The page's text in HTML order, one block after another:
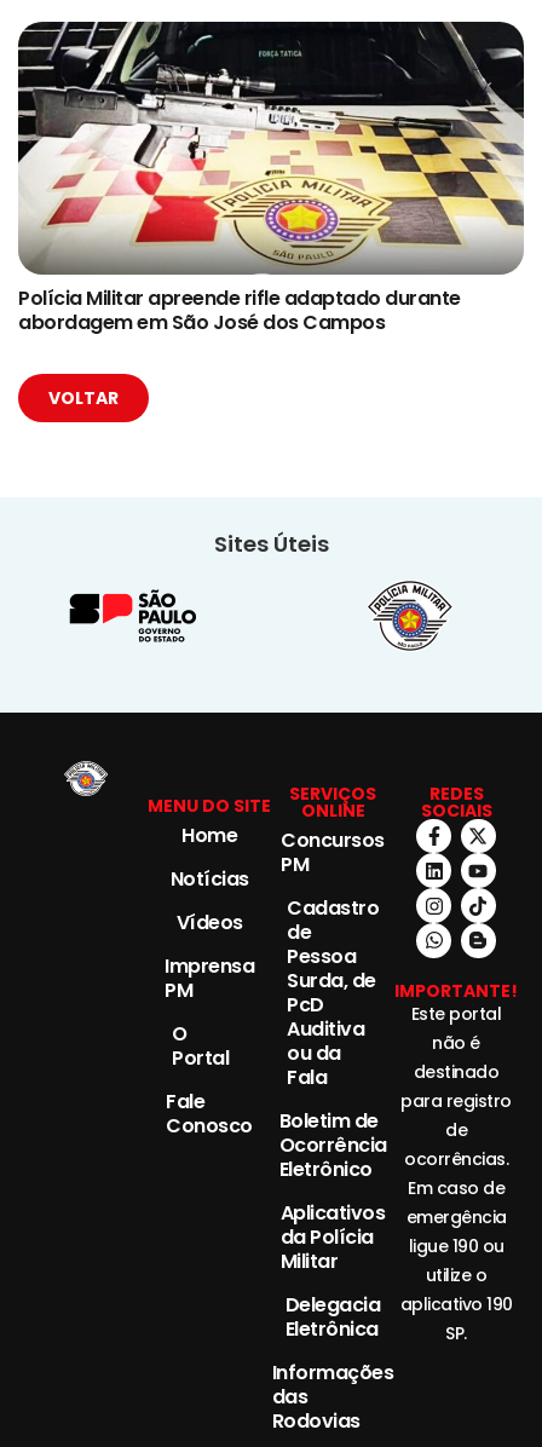
Polícia Militar apreende rifle adaptado durante
abordagem em São José dos Campos
VOLTAR
Sites Úteis
MENU DO SITE
Home
Notícias
Vídeos
Imprensa
PM
O
Portal
Fale
Conosco
SERVIÇOS
ONLINE
Concursos
PM
Cadastro
de
Pessoa
Surda, de
PcD
Auditiva
ou da
Fala
Boletim de
Ocorrência
Eletrônico
Aplicativos
da Polícia
Militar
Delegacia
Eletrônica
Informações
das
Rodovias
REDES
SOCIAIS
IMPORTANTE!
Este portal
não é
destinado
para registro
de
ocorrências.
Em caso de
emergência
ligue 190 ou
utilize o
aplicativo 190
SP.